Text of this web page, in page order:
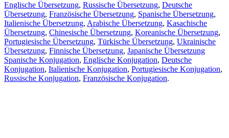
Englische Übersetzung, Russische Übersetzung, Deutsche
Übersetzung, Französische Übersetzung, Spanische Übersetzung,
Italienische Übersetzung, Arabische Übersetzung, Kasachische
Übersetzung, Chinesische Übersetzung, Koreanische Übersetzung,
Portugiesische Übersetzung, Türkische Übersetzung, Ukrainische
Übersetzung, Finnische Übersetzung, Japanische Übersetzung
Spanische Konjugation, Englische Konjugation, Deutsche
Konjugation, Italienische Konjugation, Portugiesische Konjugation,
Russische Konjugation, Französische Konjugation.